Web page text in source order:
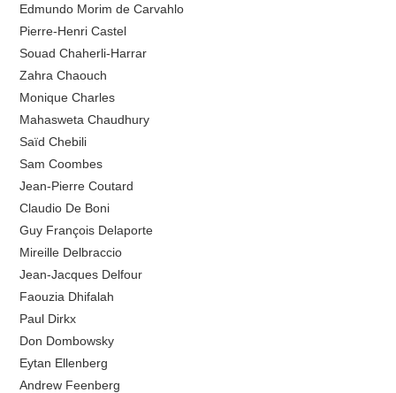
Edmundo Morim de Carvahlo
Pierre-Henri Castel
Souad Chaherli-Harrar
Zahra Chaouch
Monique Charles
Mahasweta Chaudhury
Saïd Chebili
Sam Coombes
Jean-Pierre Coutard
Claudio De Boni
Guy François Delaporte
Mireille Delbraccio
Jean-Jacques Delfour
Faouzia Dhifalah
Paul Dirkx
Don Dombowsky
Eytan Ellenberg
Andrew Feenberg